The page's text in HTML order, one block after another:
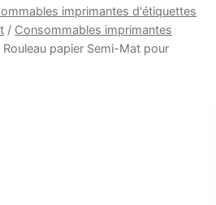
imprimantes d'étiquettes
/ Consommables imprimantes
Rouleau papier Semi-Mat pour